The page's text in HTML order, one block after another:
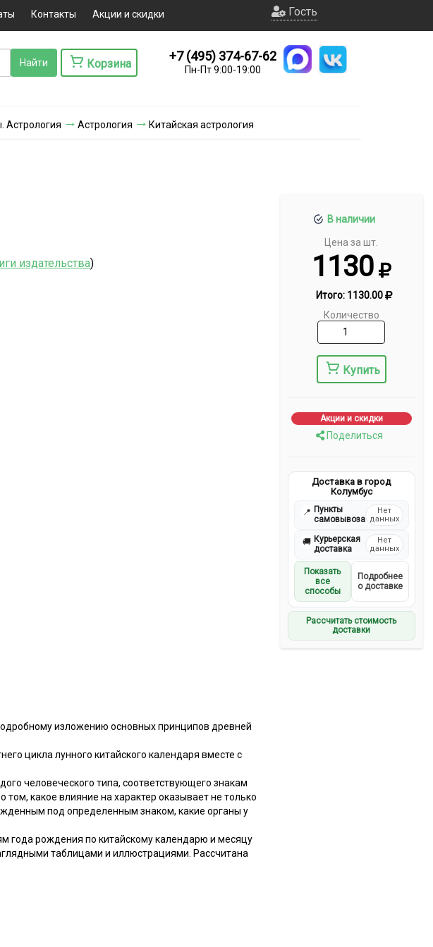
Контакты Акции и скидки Гость
Корзина
+7 (495) 374-67-62
Пн-Пт 9:00-19:00
Астрология Астрология Китайская астрология
В наличии
Цена за шт.
1130
Итого: 1130.00
Количество
Купить
Акции и скидки
Поделиться
Доставка в город
Колумбус
📍 Пункты
самовывоза
Нет
данных
🚚 Курьерская
доставка
Нет
данных
Показать
все
способы
Подробнее
о доставке
Рассчитать стоимость
доставки
издательства)
изложению основных принципов древней
цикла лунного китайского календаря вместе с
человеческого типа, соответствующего знакам
том, какое влияние на характер оказывает не только
под определенным знаком, какие органы у
года рождения по китайскому календарю и месяцу
таблицами и иллюстрациями. Рассчитана